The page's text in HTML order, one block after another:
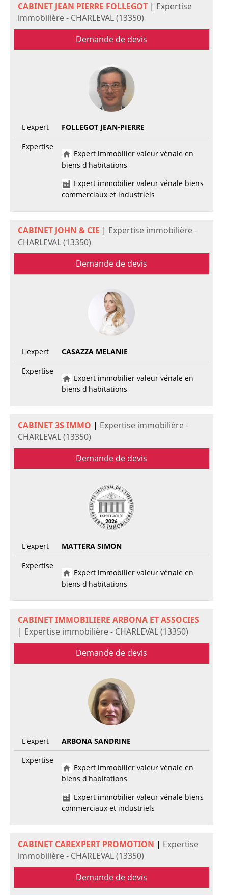
CABINET JEAN PIERRE FOLLEGOT| Expertise
immobilière - CHARLEVAL (13350)
Demande de devis
L'expert
FOLLEGOT JEAN-PIERRE
Expertise
Expert immobilier valeur vénale en
biens d'habitations
Expert immobilier valeur vénale biens
commerciaux et industriels
CABINET JOHN & CIE | Expertise immobilière -
CHARLEVAL (13350)
Demande de devis
L'expert
CASAZZA MELANIE
Expertise
Expert immobilier valeur vénale en
biens d'habitations
CABINET 3S IMMO | Expertise immobilière -
CHARLEVAL (13350)
Demande de devis
L'expert
MATTERA SIMON
Expertise
Expert immobilier valeur vénale en
biens d'habitations
CABINET IMMOBILIERE ARBONA ET ASSOCIES
| Expertise immobilière - CHARLEVAL (13350)
Demande de devis
L'expert
ARBONA SANDRINE
Expertise
Expert immobilier valeur vénale en
biens d'habitations
Expert immobilier valeur vénale biens
commerciaux et industriels
CABINET CAREXPERT PROMOTION | Expertise
immobilière - CHARLEVAL (13350)
Demande de devis